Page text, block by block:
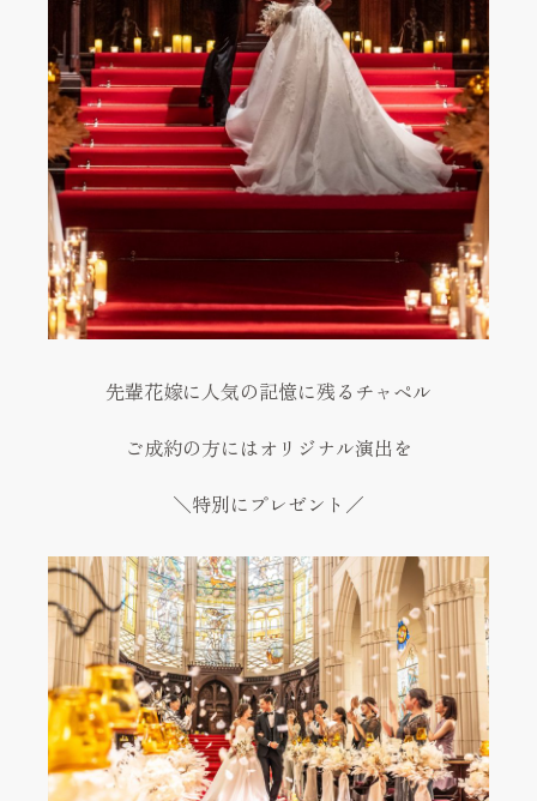
先輩花嫁に人気の記憶に残るチャペル
ご成約の方にはオリジナル演出を
＼特別にプレゼント／